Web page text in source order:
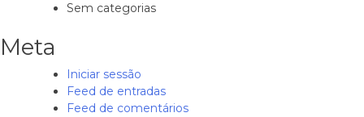
Sem categorias
Meta
Iniciar sessão
Feed de entradas
Feed de comentários